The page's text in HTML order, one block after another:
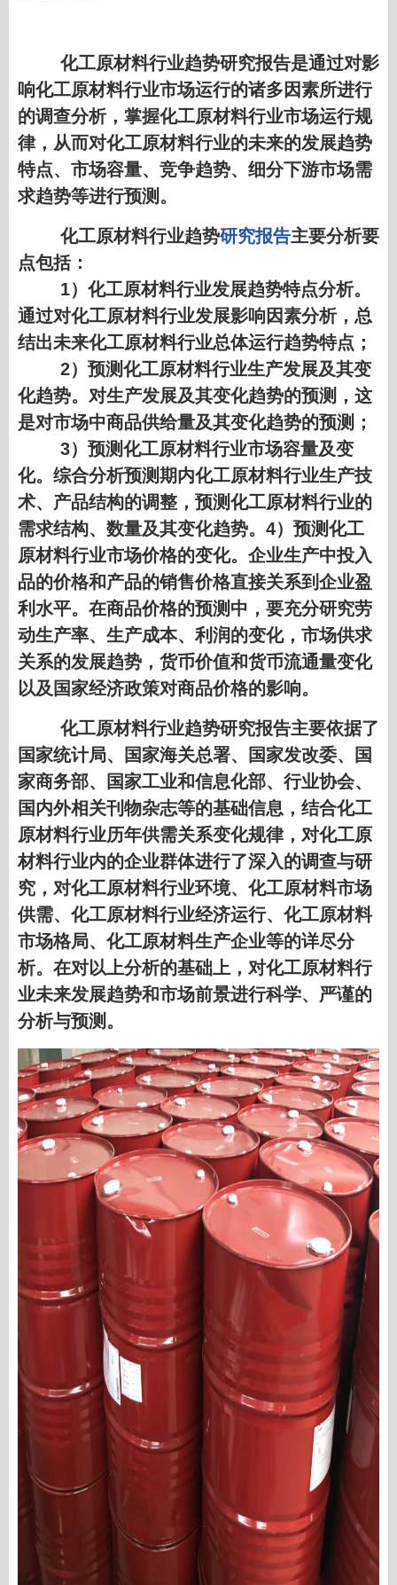
化工原材料行业趋势研究报告是通过对影
响化工原材料行业市场运行的诸多因素所进行
的调查分析，掌握化工原材料行业市场运行规
律，从而对化工原材料行业的未来的发展趋势
特点、市场容量、竞争趋势、细分下游市场需
求趋势等进行预测。
化工原材料行业趋势研究报告主要分析要
点包括：
1）化工原材料行业发展趋势特点分析。
通过对化工原材料行业发展影响因素分析，总
结出未来化工原材料行业总体运行趋势特点；
2）预测化工原材料行业生产发展及其变
化趋势。对生产发展及其变化趋势的预测，这
是对市场中商品供给量及其变化趋势的预测；
3）预测化工原材料行业市场容量及变
化。综合分析预测期内化工原材料行业生产技
术、产品结构的调整，预测化工原材料行业的
需求结构、数量及其变化趋势。4）预测化工
原材料行业市场价格的变化。企业生产中投入
品的价格和产品的销售价格直接关系到企业盈
利水平。在商品价格的预测中，要充分研究劳
动生产率、生产成本、利润的变化，市场供求
关系的发展趋势，货币价值和货币流通量变化
以及国家经济政策对商品价格的影响。
化工原材料行业趋势研究报告主要依据了
国家统计局、国家海关总署、国家发改委、国
家商务部、国家工业和信息化部、行业协会、
国内外相关刊物杂志等的基础信息，结合化工
原材料行业历年供需关系变化规律，对化工原
材料行业内的企业群体进行了深入的调查与研
究，对化工原材料行业环境、化工原材料市场
供需、化工原材料行业经济运行、化工原材料
市场格局、化工原材料生产企业等的详尽分
析。在对以上分析的基础上，对化工原材料行
业未来发展趋势和市场前景进行科学、严谨的
分析与预测。